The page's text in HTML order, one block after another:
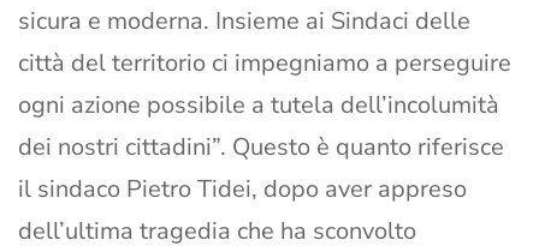
sicura e moderna. Insieme ai Sindaci delle
città del territorio ci impegniamo a perseguire
ogni azione possibile a tutela dell’incolumità
dei nostri cittadini”. Questo è quanto riferisce
il sindaco Pietro Tidei, dopo aver appreso
dell’ultima tragedia che ha sconvolto